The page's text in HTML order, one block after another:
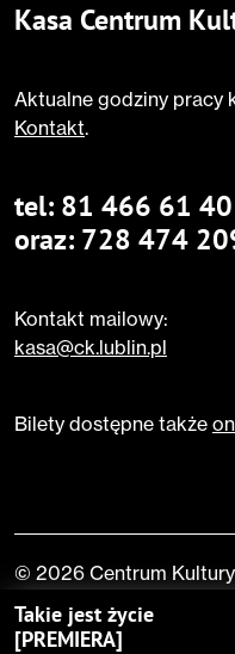
Takie jest życie
[PREMIERA]
Kasa Centrum
Aktualne godziny pracy
Kontakt.
tel: 81 466 61 40
oraz: 728 474
Kontakt mailowy:
kasa@ck.lublin.pl
Bilety dostępne także
© 2026 Centrum